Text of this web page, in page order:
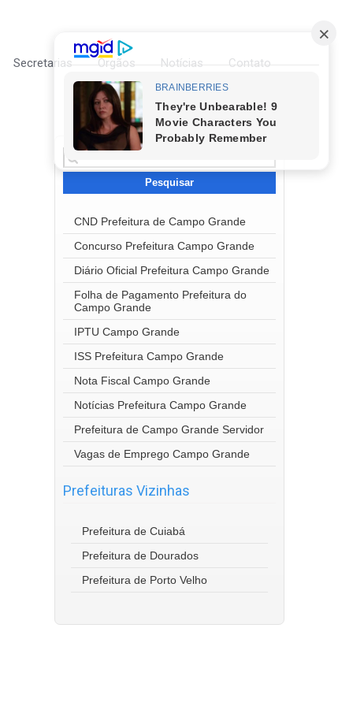
Secretarias Órgãos Notícias Contato
Pesquisar
por:
CND Prefeitura de Campo Grande
Concurso Prefeitura Campo Grande
Diário Oficial Prefeitura Campo Grande
Folha de Pagamento Prefeitura do
Campo Grande
IPTU Campo Grande
ISS Prefeitura Campo Grande
Nota Fiscal Campo Grande
Notícias Prefeitura Campo Grande
Prefeitura de Campo Grande Servidor
Vagas de Emprego Campo Grande
Prefeituras Vizinhas
Prefeitura de Cuiabá
Prefeitura de Dourados
Prefeitura de Porto Velho